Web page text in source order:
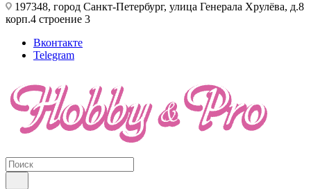
197348, город Санкт-Петербург, улица Генерала Хрулёва, д.8
корп.4 строение 3
Вконтакте
Telegram